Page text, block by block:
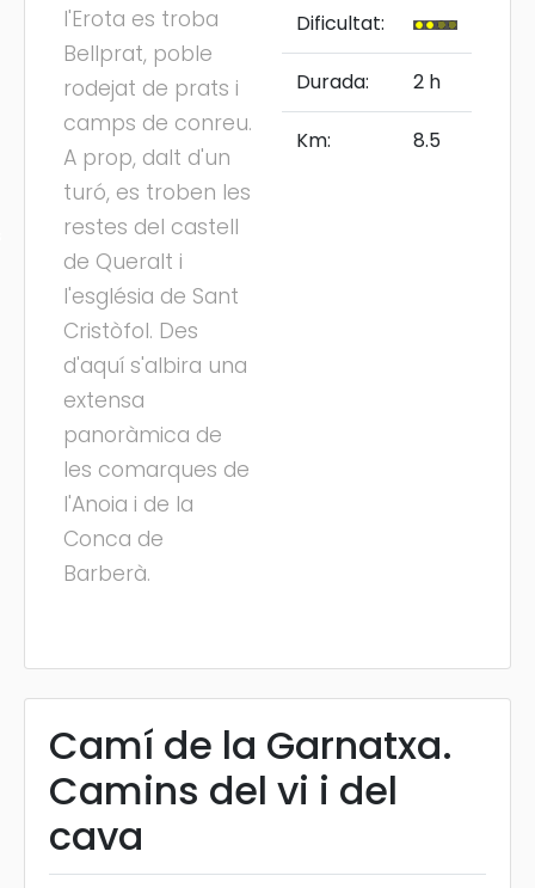
l'Erota es troba
Bellprat, poble
rodejat de prats i
camps de conreu.
A prop, dalt d'un
turó, es troben les
restes del castell
de Queralt i
l'església de Sant
Cristòfol. Des
d'aquí s'albira una
extensa
panoràmica de
les comarques de
l'Anoia i de la
Conca de
Barberà.
Dificultat:
Durada: 2 h
Km: 8.5
Camí de la Garnatxa.
Camins del vi i del
cava